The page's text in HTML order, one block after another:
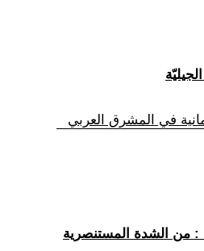
في المشرق العربي
: من الشدة المستنصرية